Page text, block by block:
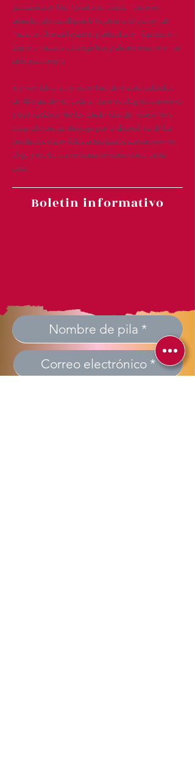
accesorios online favorita de todos. Tenemos
grandes ofertas disponibles en una selección de
nuestras últimas llegadas y artículos en liquidación.
Explore nuestro catálogo hoy y ahorre mucho en su
próxima compra.
Bienvenido a la tienda online de diseño ecléctico
de Allegra donde cada artículo es elegido con mimo
y dedicación entre las tendencias del momento y
tus preferencias ¡Navega por la diapositiva de los
productos disponibles actualizados semanalmente,
elige y recibe tus compras cómodamente en tu
casa!
Boletin informativo